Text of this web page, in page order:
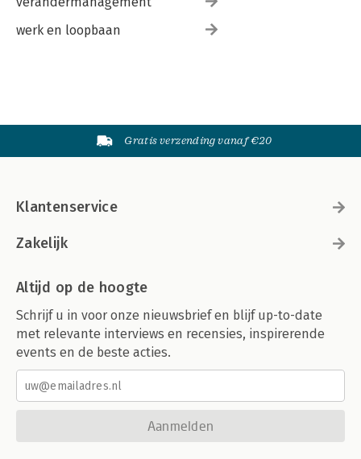
werk en loopbaan
Gratis verzending vanaf €20
Klantenservice
Zakelijk
Altijd op de hoogte
Schrijf u in voor onze nieuwsbrief en blijf up-to-date
met relevante interviews en recensies, inspirerende
events en de beste acties.
Aanmelden